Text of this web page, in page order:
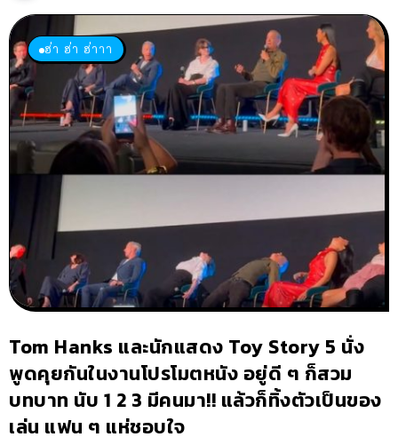
ฮ่า ฮ่า ฮ่าาา
Tom Hanks และนักแสดง Toy Story 5 นั่ง
พูดคุยกันในงานโปรโมตหนัง อยู่ดี ๆ ก็สวม
บทบาท นับ 1 2 3 มีคนมา!! แล้วก็ทิ้งตัวเป็นของ
เล่น แฟน ๆ แห่ชอบใจ